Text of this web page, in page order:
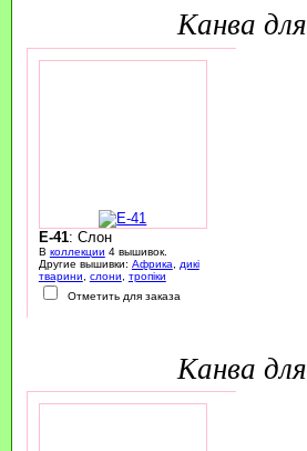
канва
E-41: Слон
В коллекции 4 вышивок.
Другие вышивки: Африка
дикі
тварини
слони
тропіки
Отметить для заказа
канва